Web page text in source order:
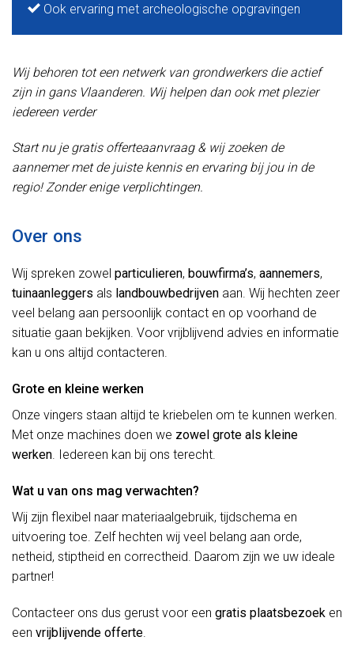
Ook ervaring met archeologische opgravingen
Wij behoren tot een netwerk van grondwerkers die actief
zijn in gans Vlaanderen. Wij helpen dan ook met plezier
iedereen verder
Start nu je gratis offerteaanvraag & wij zoeken de
aannemer met de juiste kennis en ervaring bij jou in de
regio! Zonder enige verplichtingen.
Over ons
Wij spreken zowel particulieren, bouwfirma’s, aannemers,
tuinaanleggers als landbouwbedrijven aan. Wij hechten zeer
veel belang aan persoonlijk contact en op voorhand de
situatie gaan bekijken. Voor vrijblijvend advies en informatie
kan u ons altijd contacteren.
Grote en kleine werken
Onze vingers staan altijd te kriebelen om te kunnen werken.
Met onze machines doen we zowel grote als kleine
werken. Iedereen kan bij ons terecht.
Wat u van ons mag verwachten?
Wij zijn flexibel naar materiaalgebruik, tijdschema en
uitvoering toe. Zelf hechten wij veel belang aan orde,
netheid, stiptheid en correctheid. Daarom zijn we uw ideale
partner!
Contacteer ons dus gerust voor een gratis plaatsbezoek en
een vrijblijvende offerte